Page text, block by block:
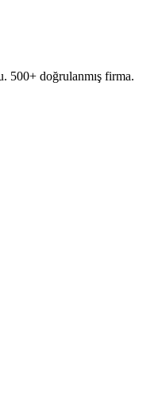
doğrulanmış firma.